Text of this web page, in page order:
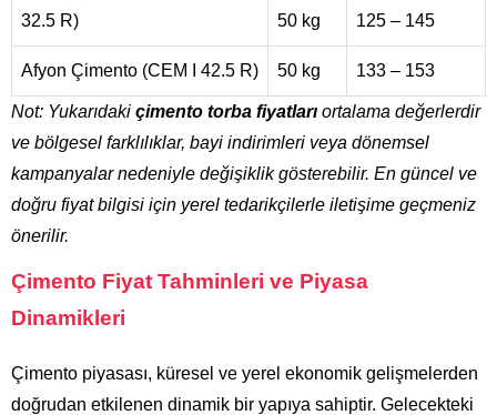
32.5 R)
50 kg 125 – 145
Afyon Çimento (CEM I 42.5 R) 50 kg 133 – 153
Not: Yukarıdaki çimento torba fiyatları ortalama değerlerdir
ve bölgesel farklılıklar, bayi indirimleri veya dönemsel
kampanyalar nedeniyle değişiklik gösterebilir. En güncel ve
doğru fiyat bilgisi için yerel tedarikçilerle iletişime geçmeniz
önerilir.
Çimento Fiyat Tahminleri ve Piyasa
Dinamikleri
Çimento piyasası, küresel ve yerel ekonomik gelişmelerden
doğrudan etkilenen dinamik bir yapıya sahiptir. Gelecekteki